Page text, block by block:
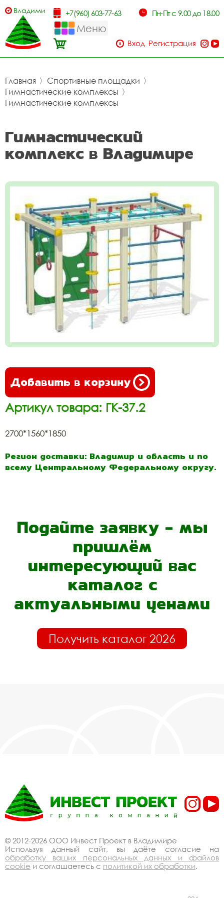
Владимир +7(960) 603-77-63 Пн-Пт с 9.00 до 18.00
Меню
Вход Регистрация
Главная 〉 Спортивные площадки 〉
Гимнастические комплексы 〉
Гимнастические комплексы
Гимнастический
комплекс в Владимире
Добавить в корзину
Артикул товара: ГК-37.2
2700*1560*1850
Регион доставки: Владимир и область и по
всему Центральному Федеральному округу.
Подайте заявку - мы
пришлём
интересующий вас
каталог с
актуальными ценами
Получить каталог 2026
© 2012-2026 ООО Инвест Проект в Владимире
Используя данный сайт, вы даёте согласие на
обработку ваших персональных данных и файлов
cookie и соглашаетесь с политикой их обработки.